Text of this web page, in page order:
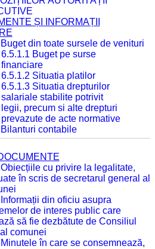
ȘI INFORMAȚII
din toate sursele de venituri
6.5.1.1 Buget pe surse
financiare
6.5.1.2 Situatia platilor
6.5.1.3 Situatia drepturilor
salariale stabilite potrivit
legii, precum si alte drepturi
prevazute de acte normative
contabile
cu privire la legalitate,
în scris de secretarul general al
din oficiu asupra
de interes public care
să fie dezbătute de Consiliul
comunei
în care se consemnează,